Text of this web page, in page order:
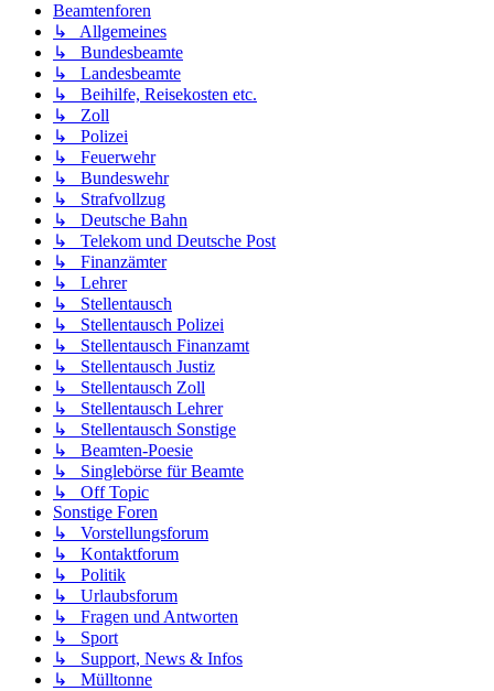
Beamtenforen
↳ Allgemeines
↳ Bundesbeamte
↳ Landesbeamte
↳ Beihilfe, Reisekosten etc.
↳ Zoll
↳ Polizei
↳ Feuerwehr
↳ Bundeswehr
↳ Strafvollzug
↳ Deutsche Bahn
↳ Telekom und Deutsche Post
↳ Finanzämter
↳ Lehrer
↳ Stellentausch
↳ Stellentausch Polizei
↳ Stellentausch Finanzamt
↳ Stellentausch Justiz
↳ Stellentausch Zoll
↳ Stellentausch Lehrer
↳ Stellentausch Sonstige
↳ Beamten-Poesie
↳ Singlebörse für Beamte
↳ Off Topic
Sonstige Foren
↳ Vorstellungsforum
↳ Kontaktforum
↳ Politik
↳ Urlaubsforum
↳ Fragen und Antworten
↳ Sport
↳ Support, News & Infos
↳ Mülltonne